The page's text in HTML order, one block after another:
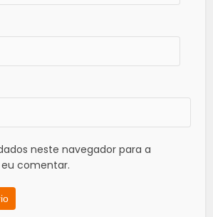
neste navegador para a
comentar.